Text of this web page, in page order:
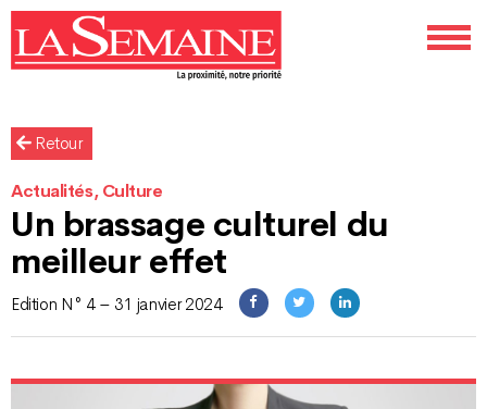
Retour
Actualités, Culture
Un brassage culturel du
meilleur effet
Edition N° 4 – 31 janvier 2024